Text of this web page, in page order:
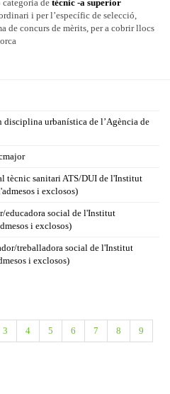
categoria de tècnic -a superior
i per l’específic de selecció,
de concurs de mèrits, per a cobrir llocs
disciplina urbanística de l’Agència de
tècnic sanitari ATS/DUI de l'Institut
i exclosos)
educadora social de l'Institut
i exclosos)
treballadora social de l'Institut
i exclosos)
3 4 5 6 7 8 9